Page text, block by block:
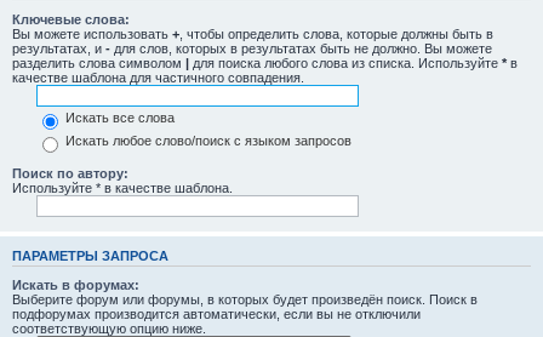
Ключевые слова:
Вы можете использовать + , чтобы определить слова, которые должны быть в
результатах, и - для слов, которых в результатах быть не должно. Вы можете
разделить слова символом | для поиска любого слова из списка. Используйте * в
качестве шаблона для частичного совпадения.
Искать все слова
Искать любое слово/поиск с языком запросов
Поиск по автору:
Используйте * в качестве шаблона.
ПАРАМЕТРЫ ЗАПРОСА
Искать в форумах:
Выберите форум или форумы, в которых будет произведён поиск. Поиск в
подфорумах производится автоматически, если вы не отключили
соответствующую опцию ниже.